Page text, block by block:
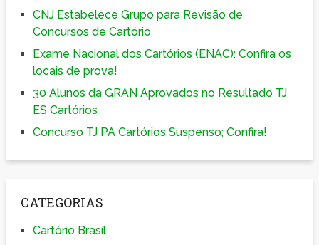
CNJ Estabelece Grupo para Revisão de
Concursos de Cartório
Exame Nacional dos Cartórios (ENAC): Confira os
locais de prova!
30 Alunos da GRAN Aprovados no Resultado TJ
ES Cartórios
Concurso TJ PA Cartórios Suspenso; Confira!
CATEGORIAS
Cartório Brasil